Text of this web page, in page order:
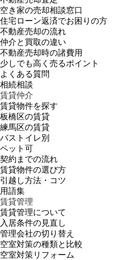
空き家の売却相談窓口
住宅ローン返済でお困りの方
不動産売却の流れ
仲介と買取の違い
不動産売却時の諸費用
少しでも高く売るポイント
よくある質問
相続相談
賃貸仲介
賃貸物件を探す
板橋区の賃貸
練馬区の賃貸
バストイレ別
ペット可
契約までの流れ
賃貸物件の選び方
引越し方法・コツ
用語集
賃貸管理
賃貸管理について
入居条件の見直し
管理会社の切り替え
空室対策の種類と比較
空室対策リフォーム